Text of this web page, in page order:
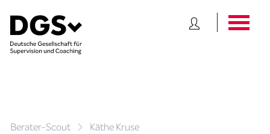
Berater-Scout Käthe Kruse